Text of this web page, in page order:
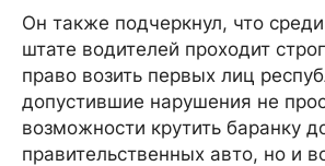
Он также подчеркнул, что
штате водителей проходит
право возить первых лиц
допустившие нарушения не
возможности крутить баранку
правительственных авто, но и